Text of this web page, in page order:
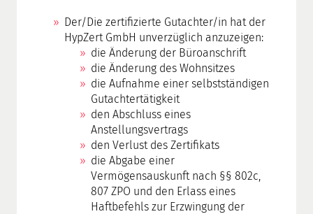
Der/Die zertifizierte Gutachter/in hat der
HypZert GmbH unverzüglich anzuzeigen:
die Änderung der Büroanschrift
die Änderung des Wohnsitzes
die Aufnahme einer selbstständigen
Gutachtertätigkeit
den Abschluss eines
Anstellungsvertrags
den Verlust des Zertifikats
die Abgabe einer
Vermögensauskunft nach §§ 802c,
807 ZPO und den Erlass eines
Haftbefehls zur Erzwingung der